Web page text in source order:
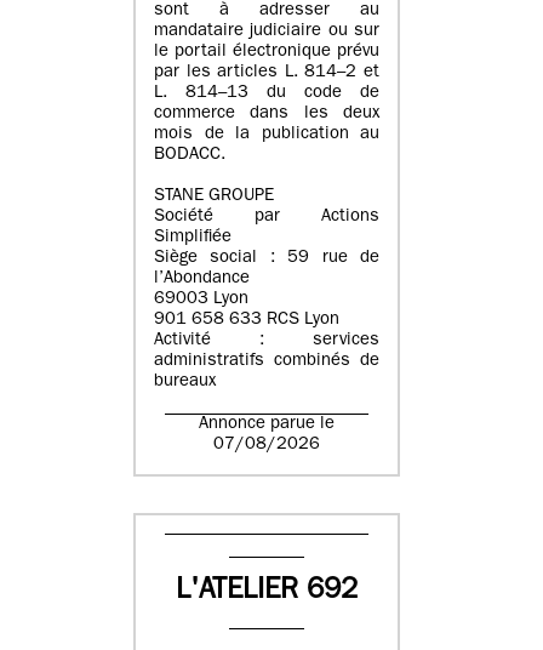
sont à adresser au
mandataire judiciaire ou sur
le portail électronique prévu
par les articles L. 814–2 et
L. 814–13 du code de
commerce dans les deux
mois de la publication au
BODACC.
STANE GROUPE
Société par Actions
Simplifiée
Siège social : 59 rue de
l’Abondance
69003 Lyon
901 658 633 RCS Lyon
Activité : services
administratifs combinés de
bureaux
Annonce parue le
07/08/2026
L'ATELIER 692